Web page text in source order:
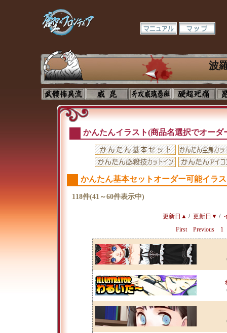
波
かんたんイラスト(商品名選択でオー
かんたん基本セットオーダー可能イラ
118件(41～60件表示中)
更新日▲ / 更新日▼ /
First
Previous 1